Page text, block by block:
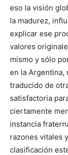
eso la visión
la madurez,
explicar ese
valores
mismo y sólo
en la Argentina,
traducido de
satisfactoria
ciertamente
instancia
razones vitales
clasificación